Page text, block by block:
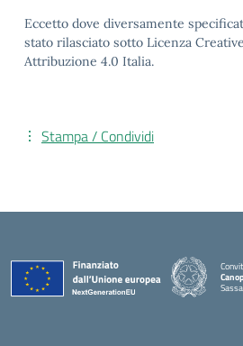
Eccetto dove diversamente
stato rilasciato sotto Licenza
Attribuzione 4.0 Italia.
Stampa / Condividi